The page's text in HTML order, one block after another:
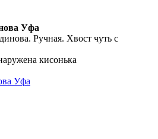
Уфа
Ручная. Хвост чуть с
кисонька
Уфа